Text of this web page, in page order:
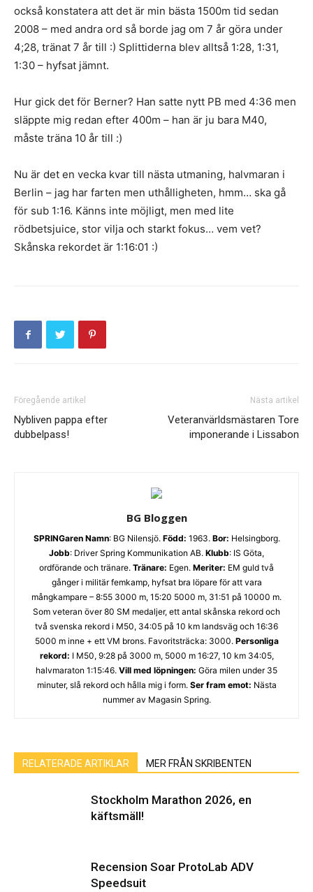
också konstatera att det är min bästa 1500m tid sedan
2008 – med andra ord så borde jag om 7 år göra under
4;28, tränat 7 år till :) Splittiderna blev alltså 1:28, 1:31,
1:30 – hyfsat jämnt.
Hur gick det för Berner? Han satte nytt PB med 4:36 men
släppte mig redan efter 400m – han är ju bara M40,
måste träna 10 år till :)
Nu är det en vecka kvar till nästa utmaning, halvmaran i
Berlin – jag har farten men uthålligheten, hmm… ska gå
för sub 1:16. Känns inte möjligt, men med lite
rödbetsjuice, stor vilja och starkt fokus… vem vet?
Skånska rekordet är 1:16:01 :)
Föregående artikel
Nybliven pappa efter
dubbelpass!
Nästa artikel
Veteranvärldsmästaren Tore
imponerande i Lissabon
BG Bloggen
SPRINGaren Namn: BG Nilensjö. Född: 1963. Bor: Helsingborg.
Jobb: Driver Spring Kommunikation AB. Klubb: IS Göta,
ordförande och tränare. Tränare: Egen. Meriter: EM guld två
gånger i militär femkamp, hyfsat bra löpare för att vara
mångkampare – 8:55 3000 m, 15:20 5000 m, 31:51 på 10000 m.
Som veteran över 80 SM medaljer, ett antal skånska rekord och
två svenska rekord i M50, 34:05 på 10 km landsväg och 16:36
5000 m inne + ett VM brons. Favoritsträcka: 3000. Personliga
rekord: I M50, 9:28 på 3000 m, 5000 m 16:27, 10 km 34:05,
halvmaraton 1:15:46. Vill med löpningen: Göra milen under 35
minuter, slå rekord och hålla mig i form. Ser fram emot: Nästa
nummer av Magasin Spring.
RELATERADE ARTIKLAR MER FRÅN SKRIBENTEN
Stockholm Marathon 2026, en
käftsmäll!
Recension Soar ProtoLab ADV
Speedsuit